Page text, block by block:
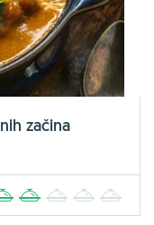
začina
2 3 4